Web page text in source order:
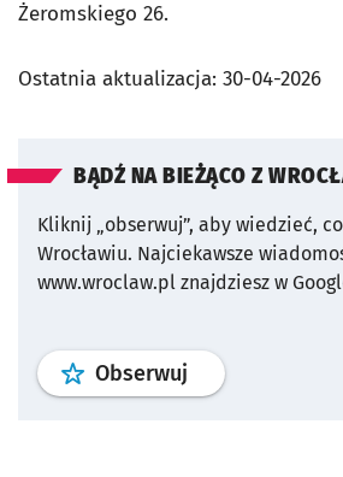
Żeromskiego 26.
Ostatnia aktualizacja: 30-04-2026
BĄDŹ NA BIEŻĄCO Z
Kliknij „obserwuj”, aby wiedzieć,
Wrocławiu. Najciekawsze
www.wroclaw.pl znajdziesz w
Obserwuj profil